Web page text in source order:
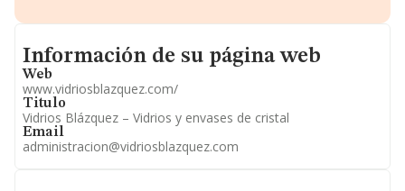
Información oficial y registral complementaria.
Informacion de su página web
Información de su página web
Web
www.vidriosblazquez.com/
Titulo
Vidrios Blázquez – Vidrios y envases de cristal
Email
administracion@vidriosblazquez.com